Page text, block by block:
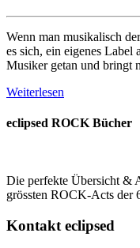
Wenn man musikalisch
es sich, ein eigenes Label
Musiker getan und bringt
Weiterlesen
eclipsed ROCK Bücher
Die perfekte Übersicht &
grössten ROCK-Acts der
Kontakt eclipsed